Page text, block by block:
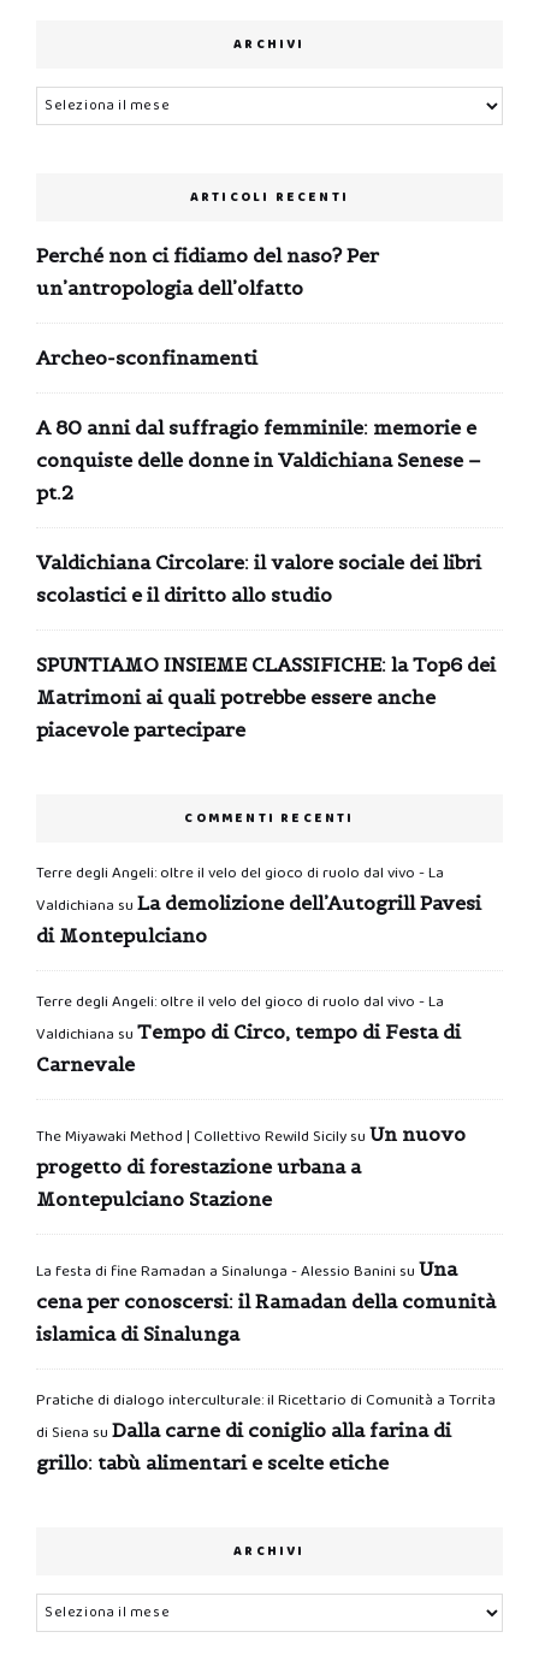
ARCHIVI
Archivi
ARTICOLI RECENTI
Perché non ci fidiamo del naso? Per
un’antropologia dell’olfatto
Archeo-sconfinamenti
A 80 anni dal suffragio femminile: memorie e
conquiste delle donne in Valdichiana Senese –
pt.2
Valdichiana Circolare: il valore sociale dei libri
scolastici e il diritto allo studio
SPUNTIAMO INSIEME CLASSIFICHE: la Top6 dei
Matrimoni ai quali potrebbe essere anche
piacevole partecipare
COMMENTI RECENTI
Terre degli Angeli: oltre il velo del gioco di ruolo dal vivo - La
Valdichiana su La demolizione dell’Autogrill Pavesi
di Montepulciano
Terre degli Angeli: oltre il velo del gioco di ruolo dal vivo - La
Valdichiana su Tempo di Circo, tempo di Festa di
Carnevale
The Miyawaki Method | Collettivo Rewild Sicilysu Un nuovo
progetto di forestazione urbana a
Montepulciano Stazione
La festa di fine Ramadan a Sinalunga - Alessio Banini su Una
cena per conoscersi: il Ramadan della comunità
islamica di Sinalunga
Pratiche di dialogo interculturale: il Ricettario di Comunità a Torrita
di Siena su Dalla carne di coniglio alla farina di
grillo: tabù alimentari e scelte etiche
ARCHIVI
Archivi